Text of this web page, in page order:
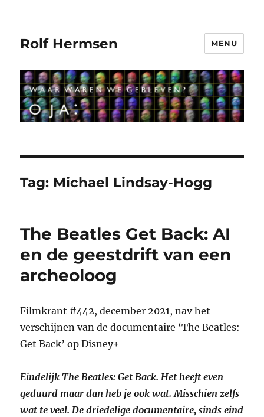
Rolf Hermsen MENU
Tag: Michael Lindsay-Hogg
The Beatles Get Back: AI
en de geestdrift van een
archeoloog
Filmkrant #442, december 2021, nav het
verschijnen van de documentaire ‘The Beatles:
Get Back’ op Disney+
Eindelijk The Beatles: Get Back. Het heeft even
geduurd maar dan heb je ook wat. Misschien zelfs
wat te veel. De driedelige documentaire, sinds eind